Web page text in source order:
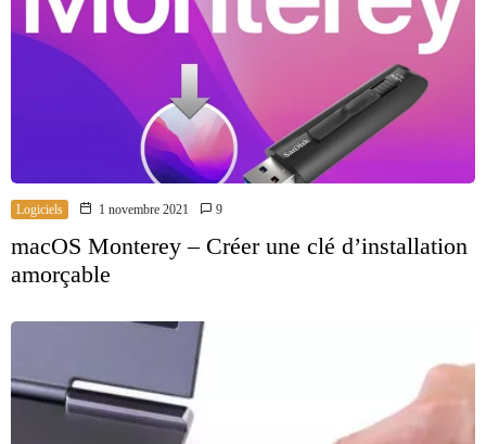
Logiciels 1 novembre 2021 9
macOS Monterey – Créer une clé d’installation
amorçable